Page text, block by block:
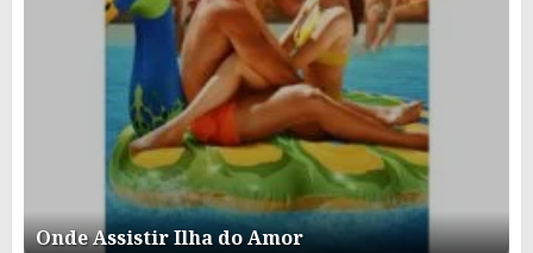
Onde Assistir Ilha do Amor